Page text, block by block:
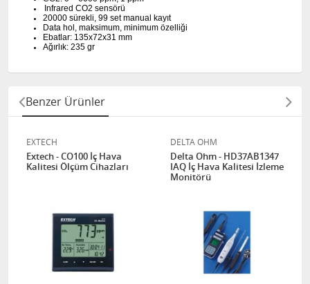
Infrared CO2 sensörü
20000 sürekli, 99 set manual kayıt
Data hol, maksimum, minimum özelliği
Ebatlar: 135x72x31 mm
Ağırlık: 235 gr
Benzer Ürünler
EXTECH
Extech - CO100 İç Hava
Kalitesi Ölçüm Cihazları
DELTA OHM
Delta Ohm - HD37AB1347
IAQ İç Hava Kalitesi İzleme
Monitörü